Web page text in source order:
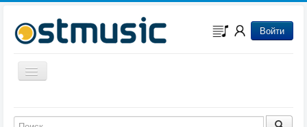
Войти
Включить/выключить навигацию